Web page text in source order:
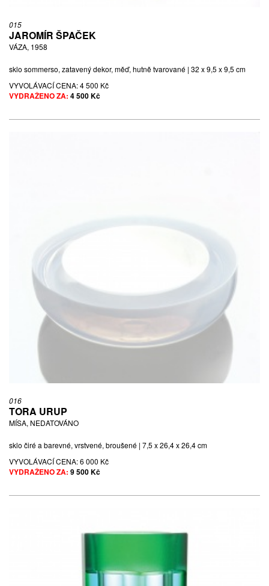
015
JAROMÍR ŠPAČEK
VÁZA, 1958
sklo sommerso, zatavený dekor, měď, hutně tvarované | 32 x 9,5 x 9,5 cm
VYVOLÁVACÍ CENA:4 500 Kč
VYDRAŽENO ZA: 4 500 Kč
016
TORA URUP
MÍSA, NEDATOVÁNO
sklo čiré a barevné, vrstvené, broušené | 7,5 x 26,4 x 26,4 cm
VYVOLÁVACÍ CENA:6 000 Kč
VYDRAŽENO ZA: 9 500 Kč